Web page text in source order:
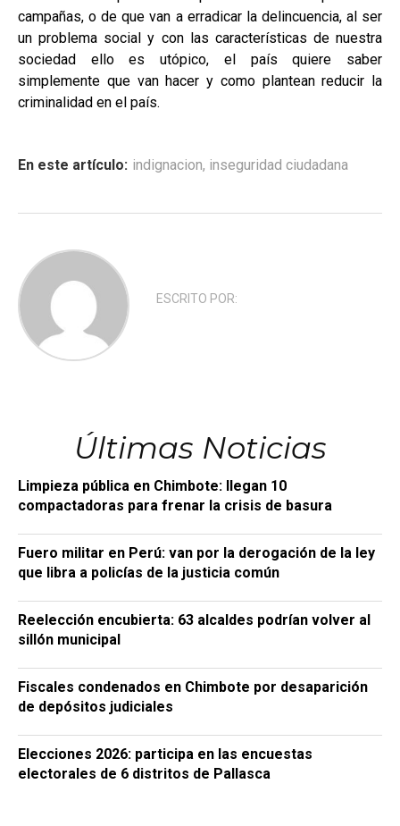
campañas, o de que van a erradicar la delincuencia, al ser
un problema social y con las características de nuestra
sociedad ello es utópico, el país quiere saber
simplemente que van hacer y como plantean reducir la
criminalidad en el país.
En este artículo: indignacion, inseguridad ciudadana
ESCRITO POR:
Últimas Noticias
Limpieza pública en Chimbote: llegan 10
compactadoras para frenar la crisis de basura
Fuero militar en Perú: van por la derogación de la ley
que libra a policías de la justicia común
Reelección encubierta: 63 alcaldes podrían volver al
sillón municipal
Fiscales condenados en Chimbote por desaparición
de depósitos judiciales
Elecciones 2026: participa en las encuestas
electorales de 6 distritos de Pallasca